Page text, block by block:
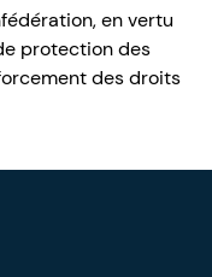
en vertu
protection des
des droits